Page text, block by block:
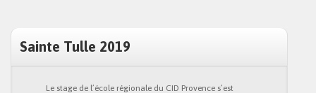
Sainte Tulle 2019
Le stage de l’école régionale du CID Provence s’est